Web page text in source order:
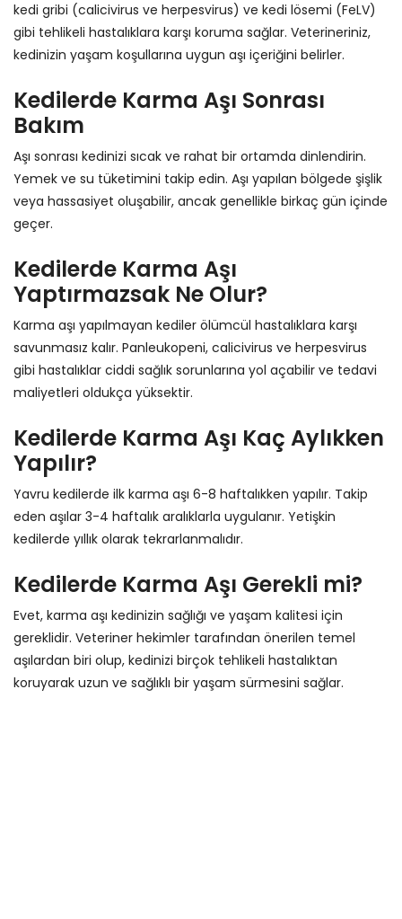
kedi gribi (calicivirus ve herpesvirus) ve kedi lösemi (FeLV)
gibi tehlikeli hastalıklara karşı koruma sağlar. Veterineriniz,
kedinizin yaşam koşullarına uygun aşı içeriğini belirler.
Kedilerde Karma Aşı Sonrası
Bakım
Aşı sonrası kedinizi sıcak ve rahat bir ortamda dinlendirin.
Yemek ve su tüketimini takip edin. Aşı yapılan bölgede şişlik
veya hassasiyet oluşabilir, ancak genellikle birkaç gün içinde
geçer.
Kedilerde Karma Aşı
Yaptırmazsak Ne Olur?
Karma aşı yapılmayan kediler ölümcül hastalıklara karşı
savunmasız kalır. Panleukopeni, calicivirus ve herpesvirus
gibi hastalıklar ciddi sağlık sorunlarına yol açabilir ve tedavi
maliyetleri oldukça yüksektir.
Kedilerde Karma Aşı Kaç Aylıkken
Yapılır?
Yavru kedilerde ilk karma aşı 6-8 haftalıkken yapılır. Takip
eden aşılar 3-4 haftalık aralıklarla uygulanır. Yetişkin
kedilerde yıllık olarak tekrarlanmalıdır.
Kedilerde Karma Aşı Gerekli mi?
Evet, karma aşı kedinizin sağlığı ve yaşam kalitesi için
gereklidir. Veteriner hekimler tarafından önerilen temel
aşılardan biri olup, kedinizi birçok tehlikeli hastalıktan
koruyarak uzun ve sağlıklı bir yaşam sürmesini sağlar.